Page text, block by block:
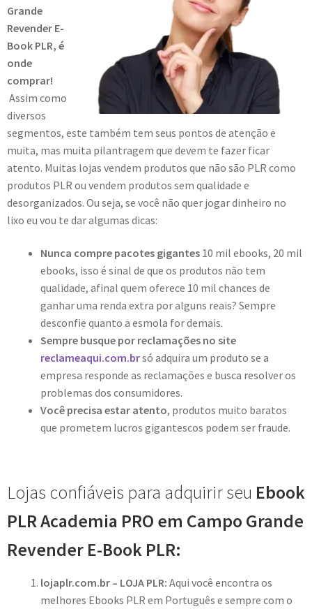
Grande
Revender E-
Book PLR, é
onde
comprar!
Assim como
diversos
segmentos, este também tem seus pontos de atenção e
muita, mas muita pilantragem que devem te fazer ficar
atento. Muitas lojas vendem produtos que não são PLR como
produtos PLR ou vendem produtos sem qualidade e
desorganizados. Ou seja, se você não quer jogar dinheiro no
lixo eu vou te dar algumas dicas:
Nunca compre pacotes gigantes 10 mil ebooks, 20 mil
ebooks, isso é sinal de que os produtos não tem
qualidade, afinal quem oferece 10 mil chances de
ganhar uma renda extra por alguns reais? Sempre
desconfie quanto a esmola for demais.
Sempre busque por reclamações no site
reclameaqui.com.brsó adquira um produto se a
empresa responde as reclamações e busca resolver os
problemas dos consumidores.
Você precisa estar atento, produtos muito baratos
que prometem lucros gigantescos podem ser fraude.
Lojas confiáveis para adquirir seu Ebook
PLR Academia PRO em Campo Grande
Revender E-Book PLR:
lojaplr.com.br – LOJA PLR: Aqui você encontra os
melhores Ebooks PLR em Português e sempre com o